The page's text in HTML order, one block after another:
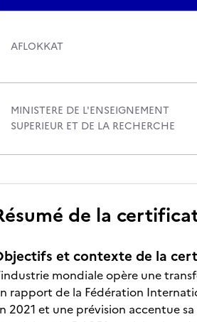
AFLOKKAT
MINISTERE DE L'ENSEIGNEMENT
SUPERIEUR ET DE LA RECHERCHE
de la
et contexte de la
mondiale opère une
rapport de la Fédération
2021 et une prévision accentue